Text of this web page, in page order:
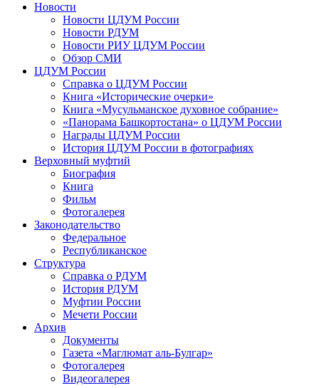
Новости
Новости ЦДУМ России
Новости РДУМ
Новости РИУ ЦДУМ России
Обзор СМИ
ЦДУМ России
Справка о ЦДУМ России
Книга «Исторические очерки»
Книга «Мусульманское духовное собрание»
«Панорама Башкортостана» о ЦДУМ России
Награды ЦДУМ России
История ЦДУМ России в фотографиях
Верховный муфтий
Биография
Книга
Фильм
Фотогалерея
Законодательство
Федеральное
Республиканское
Структура
Справка о РДУМ
История РДУМ
Муфтии России
Мечети России
Архив
Документы
Газета «Маглюмат аль-Булгар»
Фотогалерея
Видеогалерея